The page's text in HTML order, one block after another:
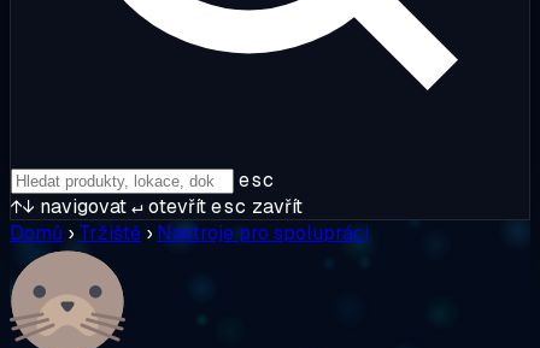
esc
↑↓ navigovat↵otevřítesc zavřít
Domů › Tržiště › Nástroje pro spolupráci